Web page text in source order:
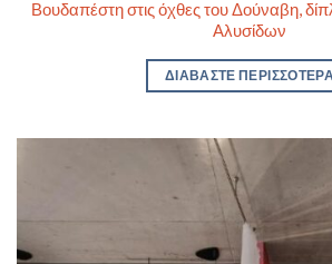
Βουδαπέστη στις όχθες του Δούναβη,
Αλυσίδων
ΔΙΑΒΆΣΤΕ ΠΕΡΙΣΣΌΤΕΡΑ